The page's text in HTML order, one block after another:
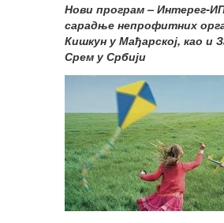
Нови програм – Интерег-
сарадње непрофитних
Кишкун у Мађарској, као и
Срем у Србији